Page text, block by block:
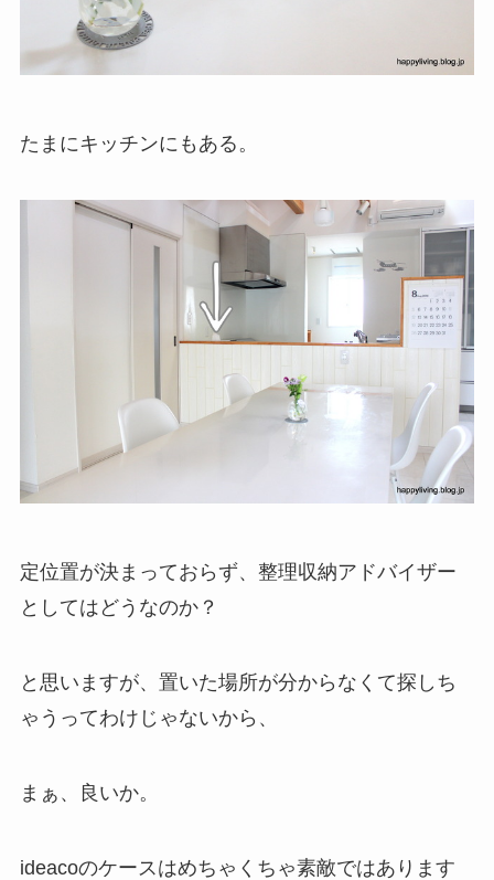
たまにキッチンにもある。
定位置が決まっておらず、整理収納アドバイザー
としてはどうなのか？
と思いますが、置いた場所が分からなくて探しち
ゃうってわけじゃないから、
まぁ、良いか。
ideacoのケースはめちゃくちゃ素敵ではあります